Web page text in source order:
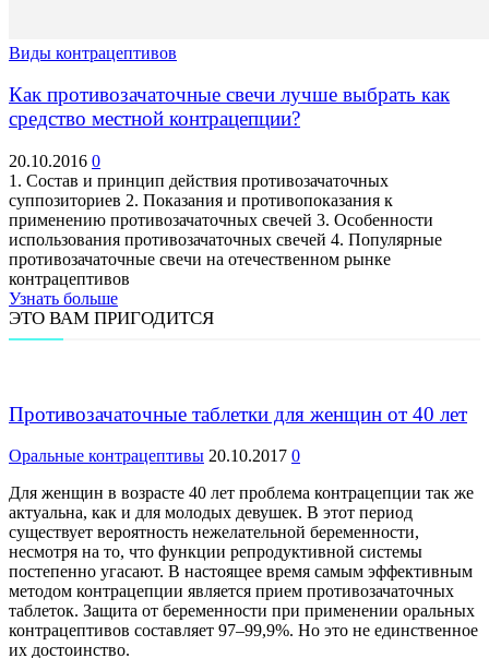
Виды контрацептивов
Как противозачаточные свечи лучше выбрать как
средство местной контрацепции?
20.10.2016 0
1. Состав и принцип действия противозачаточных
суппозиториев 2. Показания и противопоказания к
применению противозачаточных свечей 3. Особенности
использования противозачаточных свечей 4. Популярные
противозачаточные свечи на отечественном рынке
контрацептивов
Узнать больше
ЭТО ВАМ ПРИГОДИТСЯ
Противозачаточные таблетки для женщин от 40 лет
Оральные контрацептивы 20.10.2017 0
Для женщин в возрасте 40 лет проблема контрацепции так же
актуальна, как и для молодых девушек. В этот период
существует вероятность нежелательной беременности,
несмотря на то, что функции репродуктивной системы
постепенно угасают. В настоящее время самым эффективным
методом контрацепции является прием противозачаточных
таблеток. Защита от беременности при применении оральных
контрацептивов составляет 97–99,9%. Но это не единственное
их достоинство.